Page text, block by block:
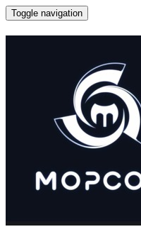
Toggle navigation